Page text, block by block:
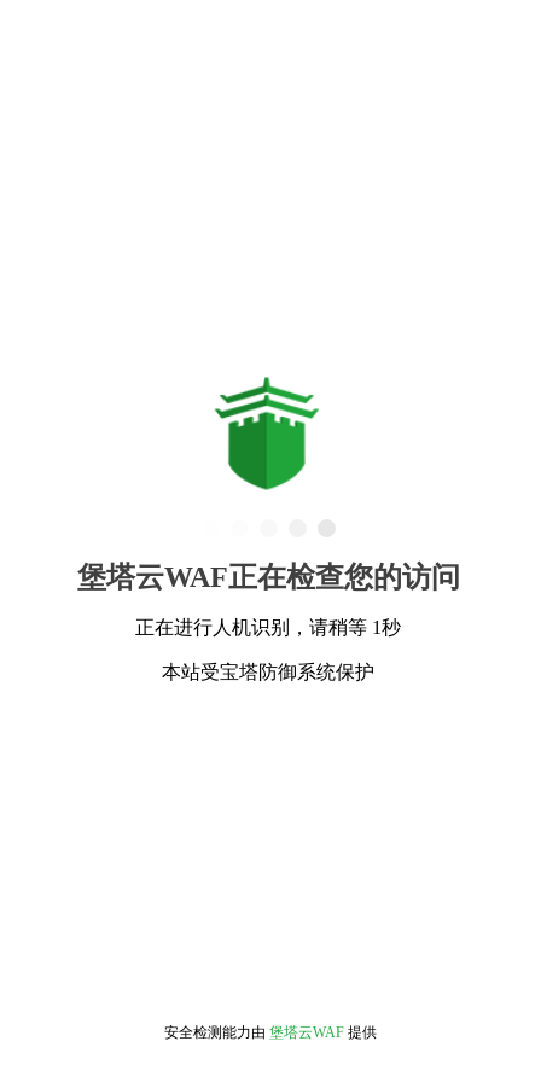
堡塔云WAF正在检查您的访问
正在进行人机识别，请稍等 1秒
本站受宝塔防御系统保护
安全检测能力由 堡塔云WAF 提供